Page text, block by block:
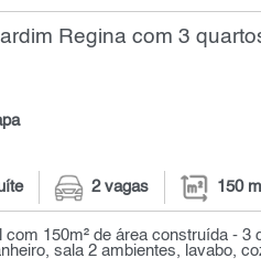
Regina com 3
2 vagas 150
150m² de área construída - 3
sala 2 ambientes, lavabo,